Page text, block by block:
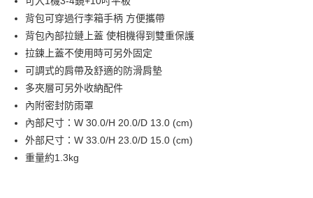
華南商業銀行
上海商業儲蓄銀行
國泰世華商業銀行
兆豐國際商業銀行
臺灣中小企業銀行
匯豐（台灣）商業銀行
聯邦商業銀行
元大商業銀行
玉山商業銀行
台新國際商業銀行
中國信託商業銀行
台灣樂天信用卡公司
華南商業銀行
上海商業儲蓄銀行
台北富邦商業銀行
國泰世華商業銀行
臺灣中小企業銀行
匯豐（台灣）商業銀行
聯邦商業銀行
元大商業銀行
玉山商業銀行
星展（台灣）商業銀行
台新國際商業銀行
中國信託商業銀行
台灣樂天信用卡公司
12 期 0 利率 每期 NT$350
合作金庫商業銀行
第一商業銀行
上海商業儲蓄銀行
國泰世華商業銀行
臺灣中小企業銀行
匯豐（台灣）商業銀行
聯邦商業銀行
遠東國際商業銀行
元大商業銀行
玉山商業銀行
星展（台灣）商業銀行
台新國際商業銀行
LINE Pay
Apple Pay
街口支付
悠遊付
Google Pay
全支付
背包可穿過行李箱手柄 方便攜帶
背包內部拉鏈上蓋 使相機得到雙重保護
拉鍊上蓋不使用時可另外固定
可調式的肩帶及舒適的防滑肩墊
多夾層可另外收納配件
內附密封防雨罩
內部尺寸：W 30.0/H 20.0/D 13.0 (cm)
外部尺寸：W 33.0/H 23.0/D 15.0 (cm)
重量約1.3kg